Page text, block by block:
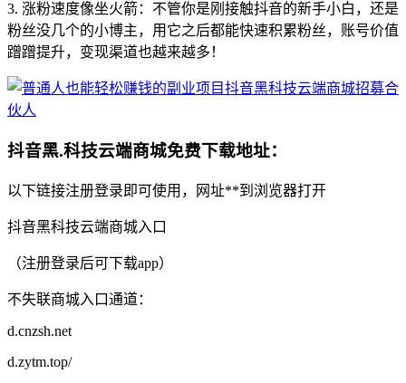
3. 涨粉速度像坐火箭：不管你是刚接触抖音的新手小白，还是
粉丝没几个的小博主，用它之后都能快速积累粉丝，账号价值
蹭蹭提升，变现渠道也越来越多！
抖音黑.科技云端商城免费下载地址：
以下链接注册登录即可使用，网址**到浏览器打开
抖音黑科技云端商城入口
（注册登录后可下载app）
不失联商城入口通道：
d.cnzsh.net
d.zytm.top/